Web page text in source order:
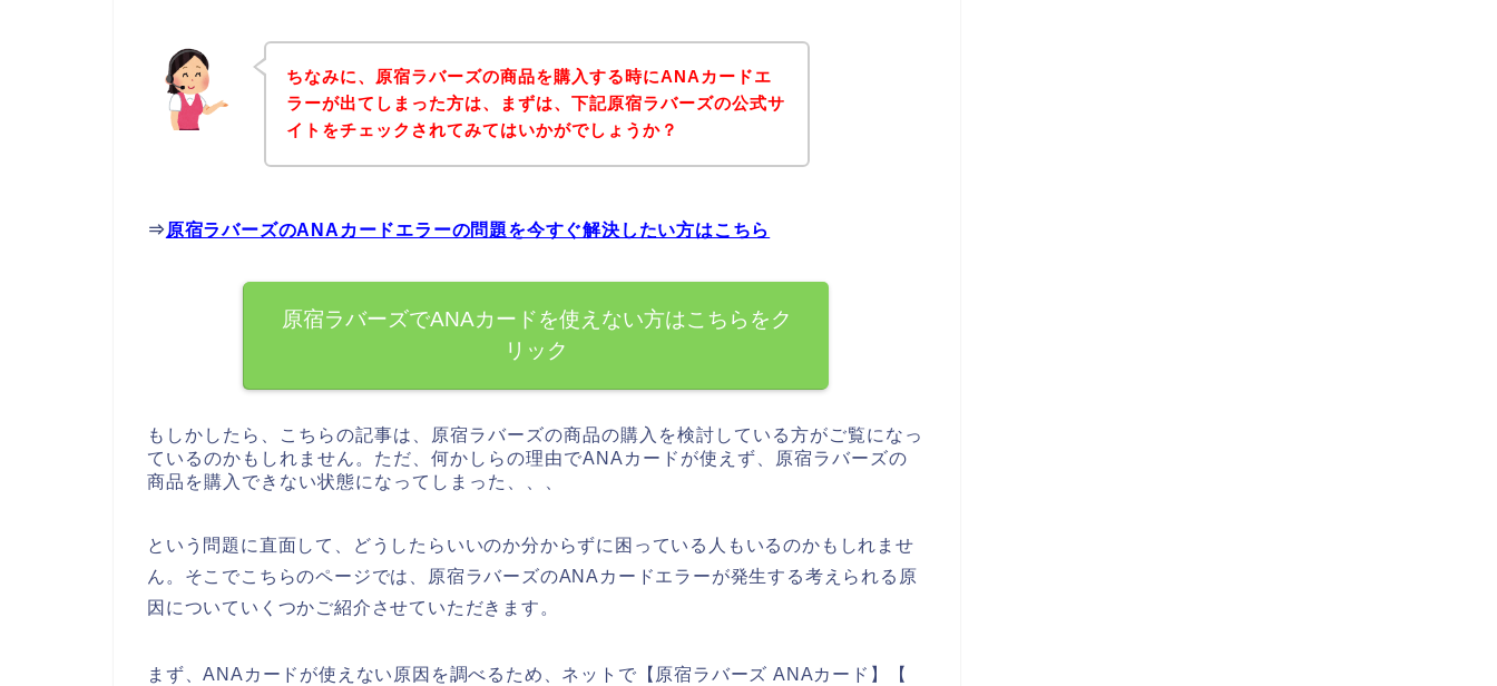
ちなみに、原宿ラバーズの商品を購入する時にANAカードエ
ラーが出てしまった方は、まずは、下記原宿ラバーズの公式サ
イトをチェックされてみてはいかがでしょうか？
⇒ 原宿ラバーズのANAカードエラーの問題を今すぐ解決したい方はこちら
原宿ラバーズでANAカードを使えない方はこちらをク
リック
もしかしたら、こちらの記事は、原宿ラバーズの商品の購入を検討している方がご覧になっ
ているのかもしれません。ただ、何かしらの理由でANAカードが使えず、原宿ラバーズの
商品を購入できない状態になってしまった、、、
という問題に直面して、どうしたらいいのか分からずに困っている人もいるのかもしれませ
ん。そこでこちらのページでは、原宿ラバーズのANAカードエラーが発生する考えられる原
因についていくつかご紹介させていただきます。
まず、ANAカードが使えない原因を調べるため、ネットで【原宿ラバーズ ANAカード】【